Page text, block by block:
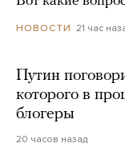
НОВОСТИ 21 час
Путин
которого в
блогеры
20 часов назад